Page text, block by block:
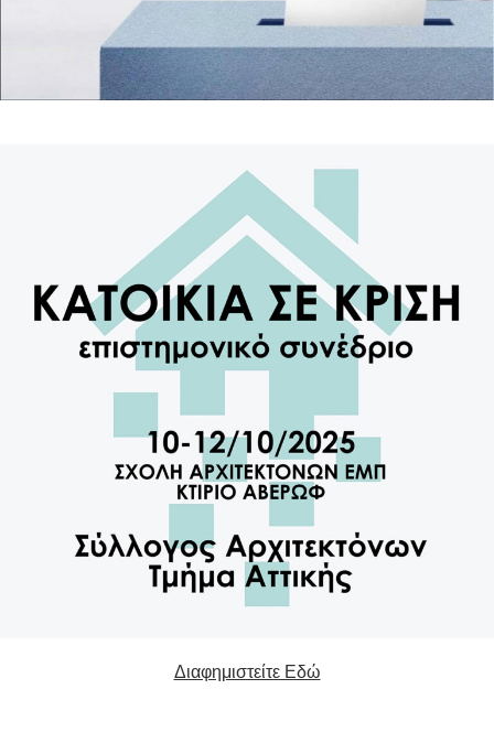
Διαφημιστείτε Εδώ